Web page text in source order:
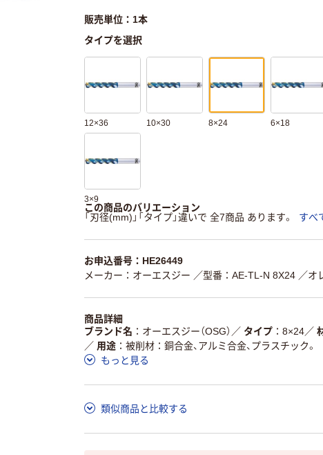
販売単位：1本
タイプを選択
12×36 10×30 8×24 6×18
3×9
この商品のバリエーション
「刃径(mm)」「タイプ」違いで 全7商品 あります。
すべ
お申込番号：HE26449
メーカー：オーエスジー ／型番：AE-TL-N 8X24 ／オ
商品詳細
ブランド名
オーエスジー（OSG） ／ タイプ 8×24／
／ 用途
被削材：銅合金、アルミ合金、プラスチック。
もっと見る
類似商品と比較する